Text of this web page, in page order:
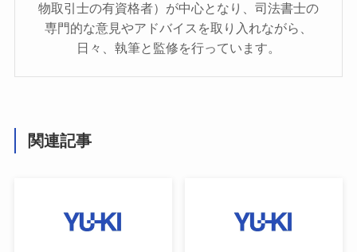
物取引士の有資格者）が中心となり、司法書士の
専門的な意見やアドバイスを取り入れながら、
日々、執筆と監修を行っています。
関連記事